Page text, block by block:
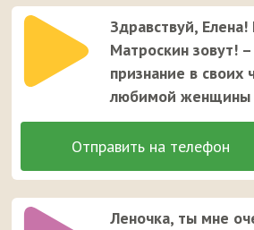
Здравствуй,
Матроскин зовут!
признание в своих
любимой женщины
Леночка, ты мне